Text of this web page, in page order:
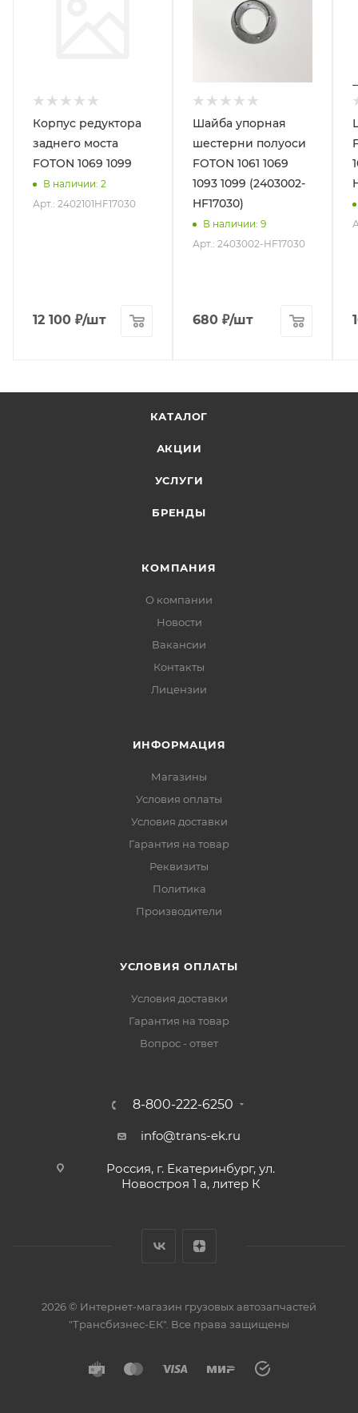
Корпус редуктора
заднего моста
FOTON 1069 1099
В наличии: 2
Арт.: 2402101HF17030
12 100 ₽/шт
Шайба упорная
шестерни полуоси
FOTON 1061 1069
1093 1099 (2403002-
HF17030)
В наличии: 9
Арт.: 2403002-HF17030
680 ₽/шт
КАТАЛОГ
АКЦИИ
УСЛУГИ
БРЕНДЫ
КОМПАНИЯ
О компании
Новости
Вакансии
Контакты
Лицензии
ИНФОРМАЦИЯ
Магазины
Условия оплаты
Условия доставки
Гарантия на товар
Реквизиты
Политика
Производители
УСЛОВИЯ ОПЛАТЫ
Условия доставки
Гарантия на товар
Вопрос - ответ
8-800-222-6250
info@trans-ek.ru
Россия, г. Екатеринбург, ул.
Новостроя 1 а, литер К
2026 © Интернет-магазин грузовых автозапчастей
"Трансбизнес-ЕК" . Все права защищены